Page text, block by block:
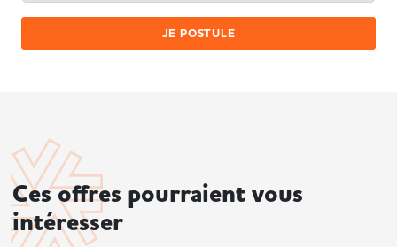
JE POSTULE
Ces offres pourraient vous
intéresser